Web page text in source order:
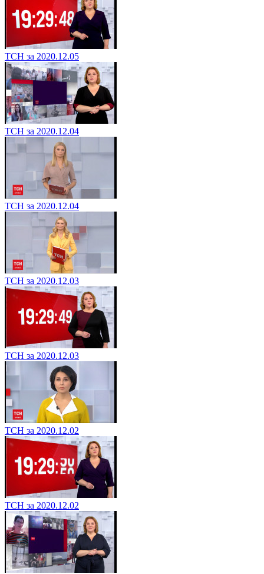
ТСН за 2020.12.05
ТСН за 2020.12.04
ТСН за 2020.12.04
ТСН за 2020.12.03
ТСН за 2020.12.03
ТСН за 2020.12.02
ТСН за 2020.12.02